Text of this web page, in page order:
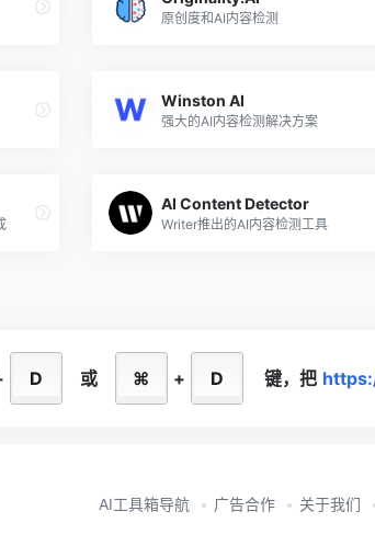
原创度和AI内容检测
Winston AI
强大的AI内容检测解决方案
AI Content Detector
Writer推出的AI内容检测工具
D 或 ⌘ + D 键， 把
AI工具箱导航 广告合作 关于我们